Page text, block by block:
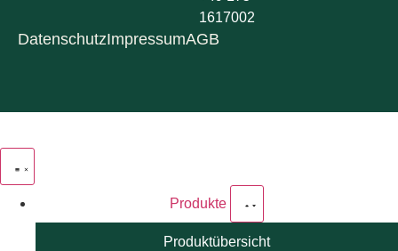
1617002
DatenschutzImpressumAGB
Produkte
Produktübersicht